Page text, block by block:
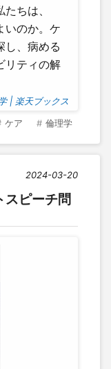
ちは、
いのか。ケ
し、病める
リティの解
| 楽天ブックス
ケア 倫理学
2024-03-20
スピーチ問